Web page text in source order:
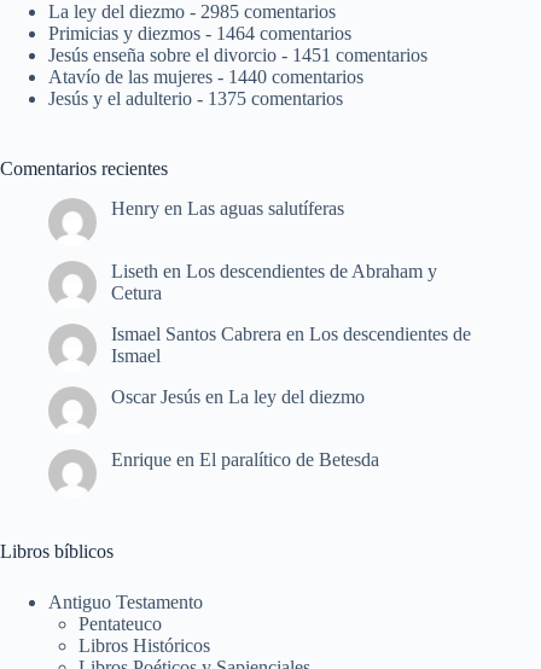
La ley del diezmo - 2985 comentarios
Primicias y diezmos - 1464 comentarios
Jesús enseña sobre el divorcio - 1451 comentarios
Atavío de las mujeres - 1440 comentarios
Jesús y el adulterio - 1375 comentarios
Comentarios recientes
Henry en Las aguas salutíferas
Liseth en Los descendientes de Abraham y
Cetura
Ismael Santos Cabrera en Los descendientes de
Ismael
Oscar Jesús en La ley del diezmo
Enrique en El paralítico de Betesda
Libros bíblicos
Antiguo Testamento
Pentateuco
Libros Históricos